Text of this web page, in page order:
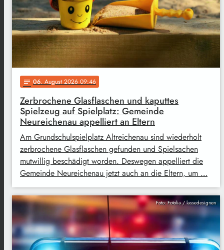
notes 06. August 2026 09:46
Zerbrochene Glasflaschen und kaputtes
Spielzeug auf Spielplatz: Gemeinde
Neureichenau appelliert an Eltern
Am Grundschulspielplatz Altreichenau sind wiederholt
zerbrochene Glasflaschen gefunden und Spielsachen
mutwillig beschädigt worden. Deswegen appelliert die
Gemeinde Neureichenau jetzt auch an die Eltern, um …
Foto: Fotolia / lassedesignen